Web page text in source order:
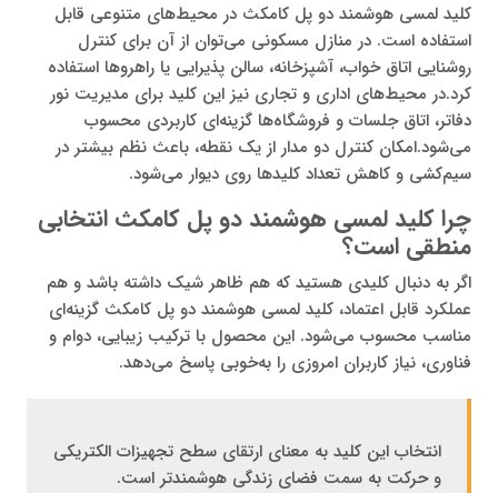
کلید لمسی هوشمند دو پل کامکث در محیط‌های متنوعی قابل
استفاده است. در منازل مسکونی می‌توان از آن برای کنترل
روشنایی اتاق خواب، آشپزخانه، سالن پذیرایی یا راهروها استفاده
کرد.در محیط‌های اداری و تجاری نیز این کلید برای مدیریت نور
دفاتر، اتاق جلسات و فروشگاه‌ها گزینه‌ای کاربردی محسوب
می‌شود.امکان کنترل دو مدار از یک نقطه، باعث نظم بیشتر در
سیم‌کشی و کاهش تعداد کلیدها روی دیوار می‌شود.
چرا کلید لمسی هوشمند دو پل کامکث انتخابی
منطقی است؟
اگر به دنبال کلیدی هستید که هم ظاهر شیک داشته باشد و هم
عملکرد قابل اعتماد، کلید لمسی هوشمند دو پل کامکث گزینه‌ای
مناسب محسوب می‌شود. این محصول با ترکیب زیبایی، دوام و
فناوری، نیاز کاربران امروزی را به‌خوبی پاسخ می‌دهد.
انتخاب این کلید به معنای ارتقای سطح تجهیزات الکتریکی
و حرکت به سمت فضای زندگی هوشمندتر است.